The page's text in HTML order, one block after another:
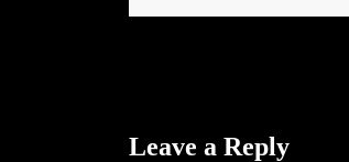
Leave a Reply